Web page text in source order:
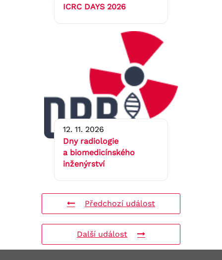
ICRC DAYS 2026
12. 11. 2026
Dny radiologie
a biomedicínského
inženýrství
Předchozí událost
Další událost